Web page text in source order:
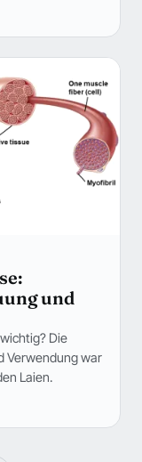
und
Die
Verwendung war
Laien.